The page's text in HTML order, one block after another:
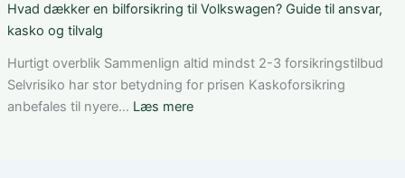
den
løsning
ung
bilforsikring
Tesla
Model
3:
Hvad dækker en bilforsikring til Volkswagen? Guide til ansvar,
kasko og tilvalg
Hurtigt overblik Sammenlign altid mindst 2-3 forsikringstilbud
Selvrisiko har stor betydning for prisen Kaskoforsikring
anbefales til nyere… Læs mere: